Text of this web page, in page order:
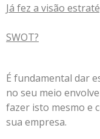
Já fez a visão
SWOT?
É fundamental dar
no seu meio
fazer isto mesmo e
sua empresa.